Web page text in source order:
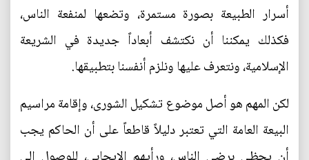
أسرار الطبيعة بصورة مستمرة، وتضعها لمنفعة الناس،
فكذلك يمكننا أن نكتشف أبعاداً جديدة في الشريعة
الإسلامية، ونتعرف عليها ونلزم أنفسنا بتطبيقها.
لكن المهم هو أصل موضوع تشكيل الشورى، وإقامة مراسيم
البيعة العامة التي تعتبر دليلاً قاطعاً على أن الحاكم يجب